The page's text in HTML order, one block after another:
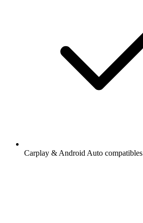
Carplay & Android Auto compatibles